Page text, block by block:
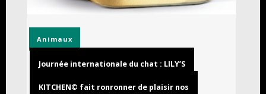
Animaux
Journée internationale du chat : LILY’S
KITCHEN© fait ronronner de plaisir nos